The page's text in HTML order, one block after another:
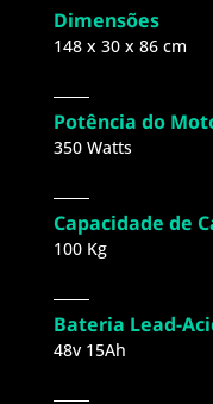
Dimensões
148 x 30 x 86 cm​
Potência do
350 Watts
Capacidade de
100 Kg
Bateria Lead-
48v 15Ah​